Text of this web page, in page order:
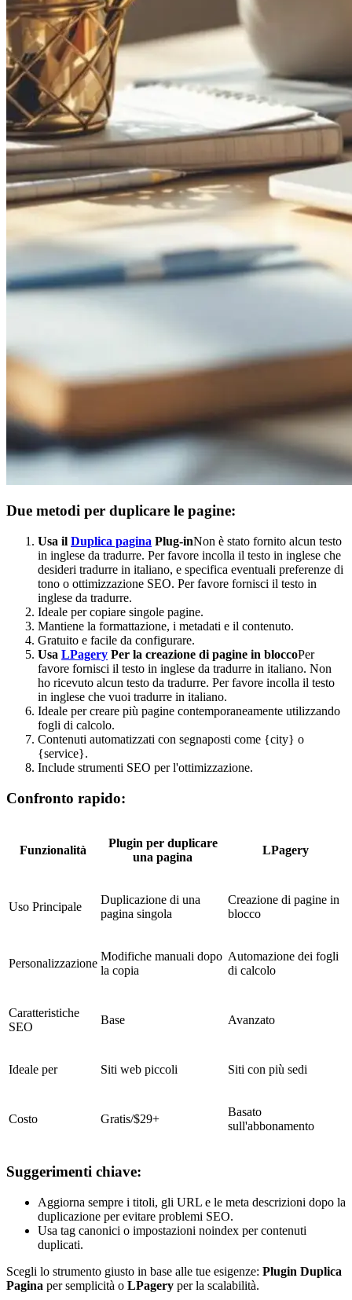
Due metodi per duplicare le pagine:
Usa il Duplica pagina Plug-inNon è stato fornito alcun testo
in inglese da tradurre. Per favore incolla il testo in inglese che
desideri tradurre in italiano, e specifica eventuali preferenze di
tono o ottimizzazione SEO. Per favore fornisci il testo in
inglese da tradurre.
Ideale per copiare singole pagine.
Mantiene la formattazione, i metadati e il contenuto.
Gratuito e facile da configurare.
Usa LPagery Per la creazione di pagine in bloccoPer
favore fornisci il testo in inglese da tradurre in italiano. Non
ho ricevuto alcun testo da tradurre. Per favore incolla il testo
in inglese che vuoi tradurre in italiano.
Ideale per creare più pagine contemporaneamente utilizzando
fogli di calcolo.
Contenuti automatizzati con segnaposti come {city} o
{service}.
Include strumenti SEO per l'ottimizzazione.
Confronto rapido:
Funzionalità
Plugin per duplicare
una pagina
LPagery
Uso Principale
Duplicazione di una
pagina singola
Creazione di pagine in
blocco
Personalizzazione
Modifiche manuali dopo
la copia
Automazione dei fogli
di calcolo
Caratteristiche
SEO
Base Avanzato
Ideale per Siti web piccoli Siti con più sedi
Costo Gratis/$29+
Basato
sull'abbonamento
Suggerimenti chiave:
Aggiorna sempre i titoli, gli URL e le meta descrizioni dopo la
duplicazione per evitare problemi SEO.
Usa tag canonici o impostazioni noindex per contenuti
duplicati.
Scegli lo strumento giusto in base alle tue esigenze: Plugin Duplica
Pagina per semplicità o LPagery per la scalabilità.